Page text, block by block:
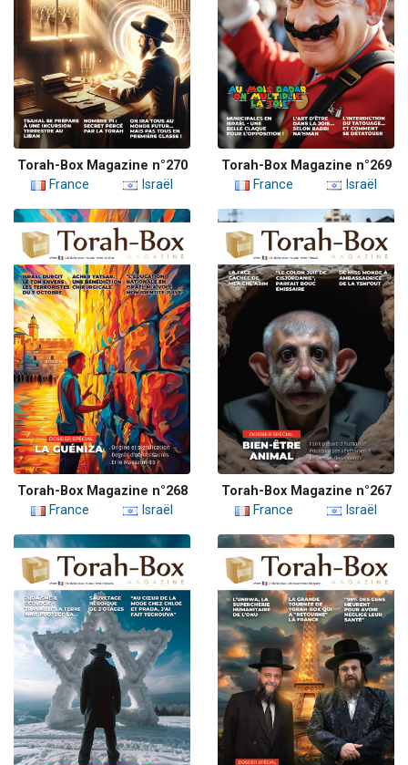
Torah-Box Magazine n°270
France
Israël
Torah-Box Magazine n°269
France
Israël
Torah-Box Magazine n°268
France
Israël
Torah-Box Magazine n°267
France
Israël